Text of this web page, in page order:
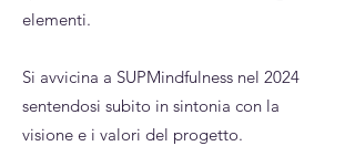
elementi.
Si avvicina a SUPMindfulness nel 2024
sentendosi subito in sintonia con la
visione e i valori del progetto.